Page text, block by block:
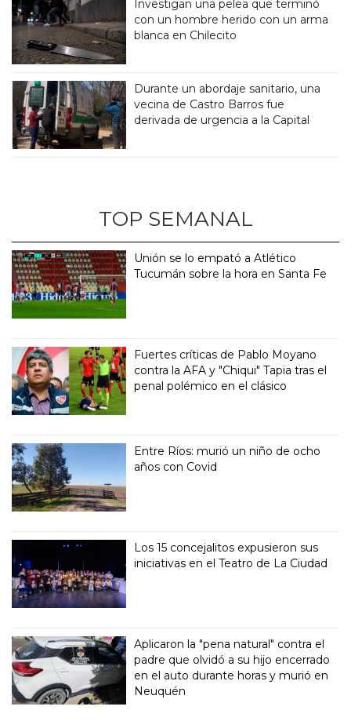
Investigan una pelea que terminó
con un hombre herido con un arma
blanca en Chilecito
Durante un abordaje sanitario, una
vecina de Castro Barros fue
derivada de urgencia a la Capital
TOP SEMANAL
Unión se lo empató a Atlético
Tucumán sobre la hora en Santa Fe
Fuertes críticas de Pablo Moyano
contra la AFA y "Chiqui" Tapia tras el
penal polémico en el clásico
Entre Ríos: murió un niño de ocho
años con Covid
Los 15 concejalitos expusieron sus
iniciativas en el Teatro de La Ciudad
Aplicaron la "pena natural" contra el
padre que olvidó a su hijo encerrado
en el auto durante horas y murió en
Neuquén